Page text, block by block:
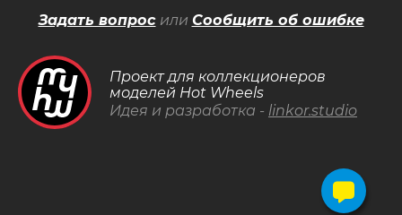
Проект для коллекционеров
моделей Hot Wheels
Идея и разработка - linkor.studio
Задать вопросили Сообщить об ошибке